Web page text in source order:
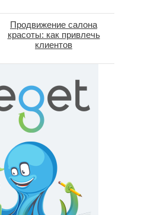
специалистов в 2026 году
Продвижение салона
красоты: как привлечь
клиентов